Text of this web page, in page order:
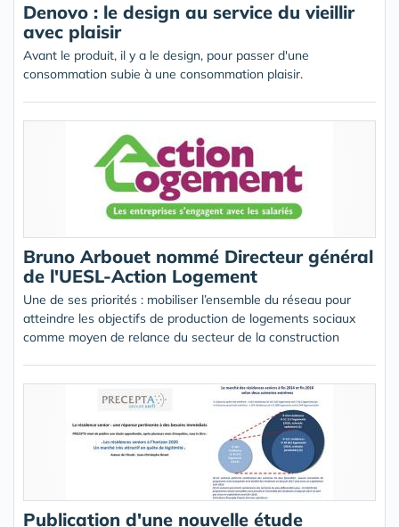
Denovo : le design au service du vieillir
avec plaisir
Avant le produit, il y a le design, pour passer d'une
consommation subie à une consommation plaisir.
Bruno Arbouet nommé Directeur général
de l'UESL-Action Logement
Une de ses priorités : mobiliser l’ensemble du réseau pour
atteindre les objectifs de production de logements sociaux
comme moyen de relance du secteur de la construction
Publication d'une nouvelle étude